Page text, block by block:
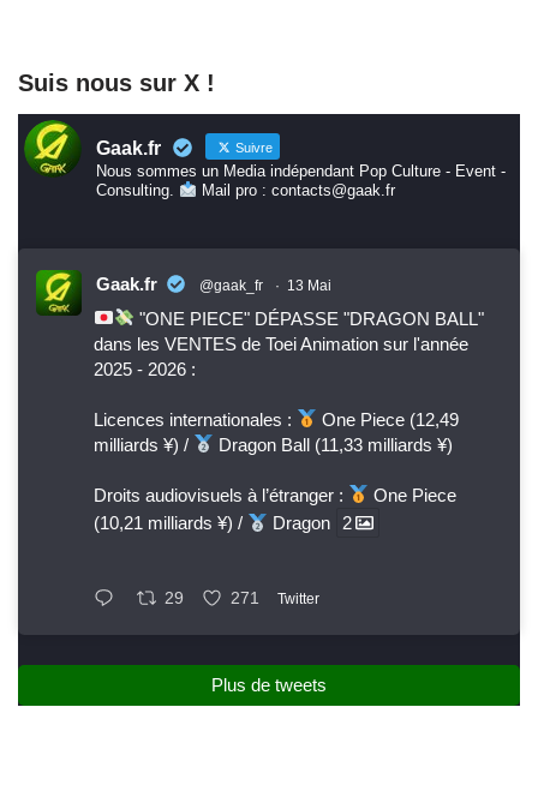
Suis nous sur X !
Gaak.fr Suivre
Nous sommes un Media indépendant Pop Culture - Event -
Consulting.
Mail pro : contacts@gaak.fr
Gaak.fr @gaak_fr · 13 Mai
"ONE PIECE" DÉPASSE "DRAGON BALL"
dans les VENTES de Toei Animation sur l'année
2025 - 2026 :
Licences internationales :
One Piece (12,49
milliards ¥) /
Dragon Ball (11,33 milliards ¥)
Droits audiovisuels à l’étranger :
One Piece
(10,21 milliards ¥) /
Dragon 2
29 271 Twitter
Plus de tweets